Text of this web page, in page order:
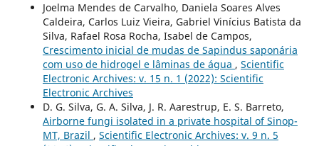
Joelma Mendes de Carvalho, Daniela Soares Alves
Caldeira, Carlos Luiz Vieira, Gabriel Vinícius Batista da
Silva, Rafael Rosa Rocha, Isabel de Campos,
Crescimento inicial de mudas de Sapindus saponária
com uso de hidrogel e lâminas de água , Scientific
Electronic Archives: v. 15 n. 1 (2022): Scientific
Electronic Archives
D. G. Silva, G. A. Silva, J. R. Aarestrup, E. S. Barreto,
Airborne fungi isolated in a private hospital of Sinop-
MT, Brazil , Scientific Electronic Archives: v. 9 n. 5